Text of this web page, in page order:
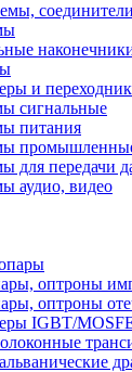
соединители
и
сигнальные
питания
для передачи
аудио, видео
оптроны
оптроны
IGBT/